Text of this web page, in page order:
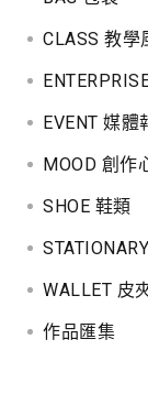
CLASS 教學
EVENT 媒體
MOOD 創作
SHOE 鞋類
WALLET 皮
作品匯集